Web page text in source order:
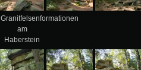
Granitfelsenformationen
am
Haberstein